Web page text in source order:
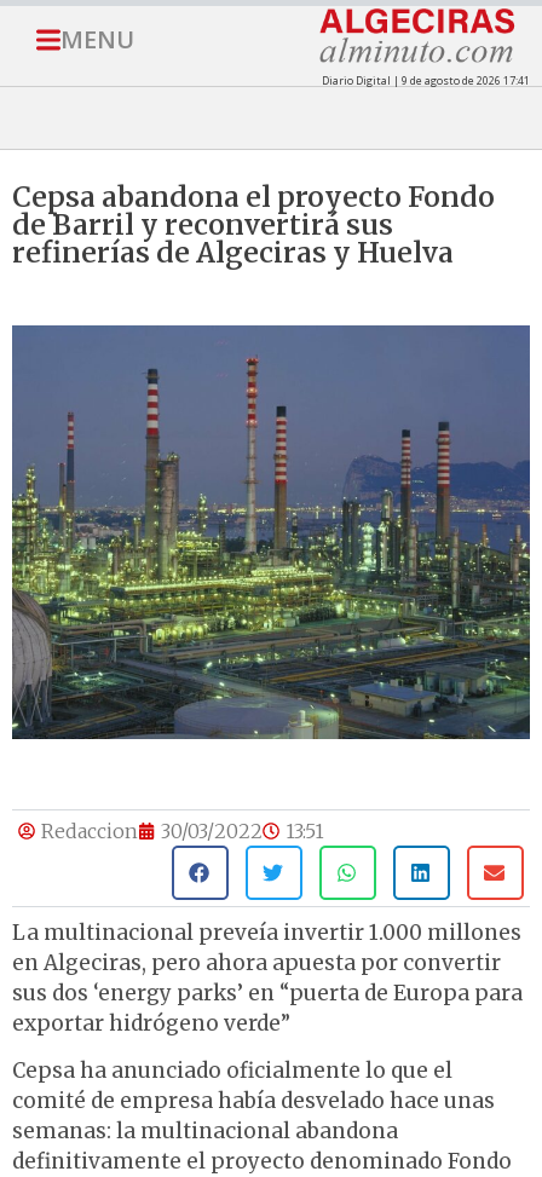
MENU
Diario Digital | 9 de agosto de 2026 17:41
Cepsa abandona el proyecto Fondo
de Barril y reconvertirá sus
refinerías de Algeciras y Huelva
Redaccion 30/03/2022 13:51
La multinacional preveía invertir 1.000 millones
en Algeciras, pero ahora apuesta por convertir
sus dos ‘energy parks’ en “puerta de Europa para
exportar hidrógeno verde”
Cepsa ha anunciado oficialmente lo que el
comité de empresa había desvelado hace unas
semanas: la multinacional abandona
definitivamente el proyecto denominado Fondo